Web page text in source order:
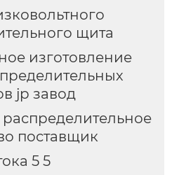
щита
изготовление
jp завод
поставщик
5 5